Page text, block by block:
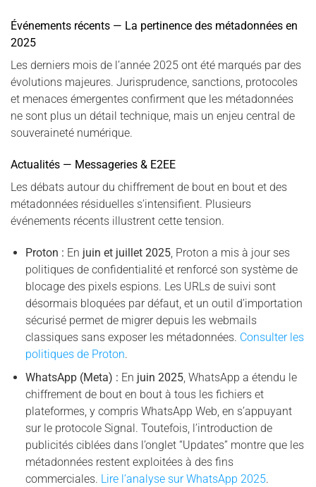
Événements récents — La pertinence des métadonnées en
2025
Les derniers mois de l’année 2025 ont été marqués par des
évolutions majeures. Jurisprudence, sanctions, protocoles
et menaces émergentes confirment que les métadonnées
ne sont plus un détail technique, mais un enjeu central de
souveraineté numérique.
Actualités — Messageries & E2EE
Les débats autour du chiffrement de bout en bout et des
métadonnées résiduelles s’intensifient. Plusieurs
événements récents illustrent cette tension.
Proton : En juin et juillet 2025, Proton a mis à jour ses
politiques de confidentialité et renforcé son système de
blocage des pixels espions. Les URLs de suivi sont
désormais bloquées par défaut, et un outil d’importation
sécurisé permet de migrer depuis les webmails
classiques sans exposer les métadonnées. Consulter les
politiques de Proton.
WhatsApp (Meta) : En juin 2025, WhatsApp a étendu le
chiffrement de bout en bout à tous les fichiers et
plateformes, y compris WhatsApp Web, en s’appuyant
sur le protocole Signal. Toutefois, l’introduction de
publicités ciblées dans l’onglet “Updates” montre que les
métadonnées restent exploitées à des fins
commerciales. Lire l’analyse sur WhatsApp 2025.